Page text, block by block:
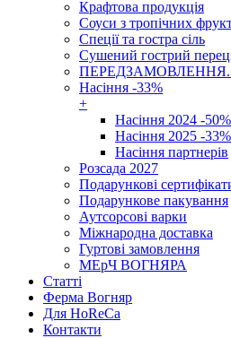
Крафтова продукція
Соуси з тропічних
Спеції та гостра сіль
Сушений гострий
ПЕРЕДЗАМОВЛЕННЯ.
Насіння -33%
+
Насіння 2024 -50%
Насіння 2025 -33%
Насіння партнерів
Розсада 2027
Подарункові
Подарункове пакування
Аутсорсові варки
Міжнародна доставка
Гуртові замовлення
МЕрЧ ВОГНЯРА
Cтатті
Ферма Вогняр
Для HoReCa
Контакти